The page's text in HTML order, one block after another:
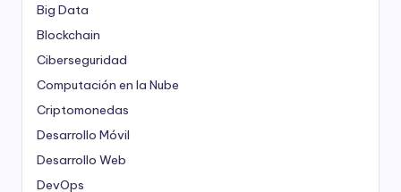
Big Data
Blockchain
Ciberseguridad
Computación en la Nube
Criptomonedas
Desarrollo Móvil
Desarrollo Web
DevOps